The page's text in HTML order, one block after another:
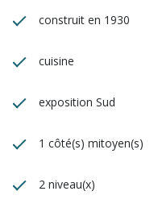
construit en 1930
cuisine
exposition Sud
1 côté(s) mitoyen(s)
2 niveau(x)